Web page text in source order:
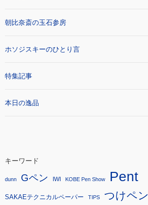
朝比奈斎の玉石参房
ホソジスキーのひとり言
特集記事
本日の逸品
キーワード
dunn Gペン IWI KOBE Pen Show Pent
SAKAEテクニカルペーパー TIPS つけペン